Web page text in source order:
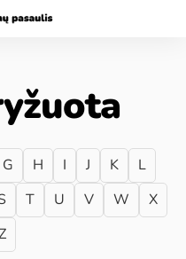
G H I J K
L
T U V W
X